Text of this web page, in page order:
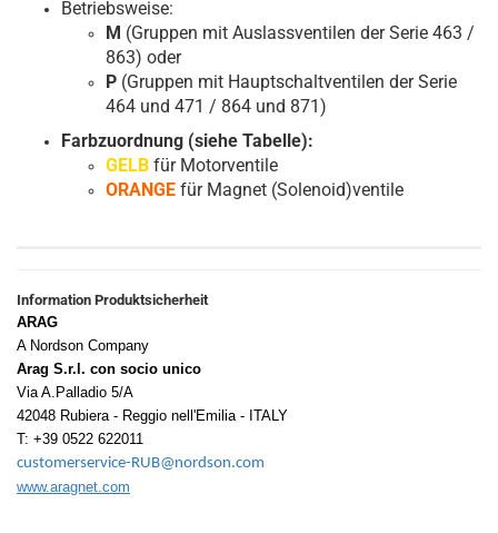
Betriebsweise:
M (Gruppen mit Auslassventilen der Serie 463 /
863) oder
P (Gruppen mit Hauptschaltventilen der Serie
464 und 471 / 864 und 871)
Farbzuordnung (siehe Tabelle):
GELB für Motorventile
ORANGE für Magnet (Solenoid)ventile
Information Produktsicherheit
ARAG
A Nordson Company
Arag S.r.l. con socio unico
Via A.Palladio 5/A
42048 Rubiera - Reggio nell'Emilia - ITALY
T: +39 0522 622011
customerservice-RUB@nordson.com
www.aragnet.com